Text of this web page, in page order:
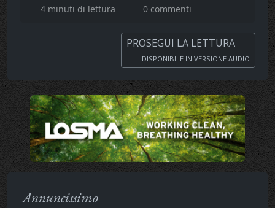
4 minuti di lettura
0 commenti
PROSEGUI LA LETTURA
DISPONIBILE IN VERSIONE AUDIO
Annuncissimo